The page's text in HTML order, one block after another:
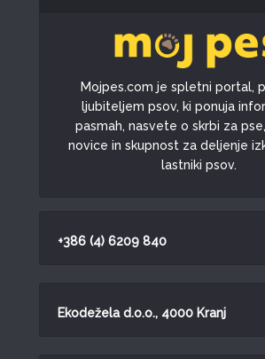
Mojpes.com je spletni portal,
ljubiteljem psov, ki ponuja
pasmah, nasvete o skrbi za
novice in skupnost za deljenje
lastniki psov.
+386 (4) 6209 840
Ekodežela d.o.o., 4000 Kranj